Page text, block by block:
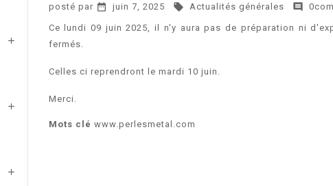



posté par  juin 7, 2025  Actualités générales 
Ce lundi 09 juin 2025, il n'y aura pas de préparation ni
fermés.
Celles ci reprendront le mardi 10 juin.
Merci.
Mots clé www.perlesmetal.com